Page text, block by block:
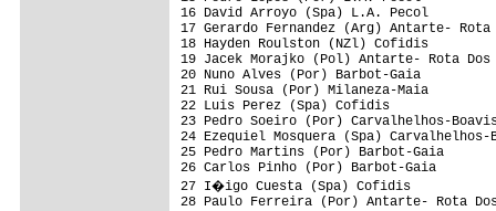
16 David Arroyo (Spa) L.A. Pecol
17 Gerardo Fernandez (Arg) Antarte-
18 Hayden Roulston (NZl) Cofidis
19 Jacek Morajko (Pol) Antarte- Rota
20 Nuno Alves (Por) Barbot-Gaia
21 Rui Sousa (Por) Milaneza-Maia
22 Luis Perez
23 Pedro Soeiro (Por) Carvalhelhos-
24 Ezequiel Mosquera (Spa)
25 Pedro Martins (Por) Barbot-Gaia
26 Carlos Pinho (Por) Barbot-Gaia
27 I�igo Cuesta
28 Paulo Ferreira (Por) Antarte- Rota